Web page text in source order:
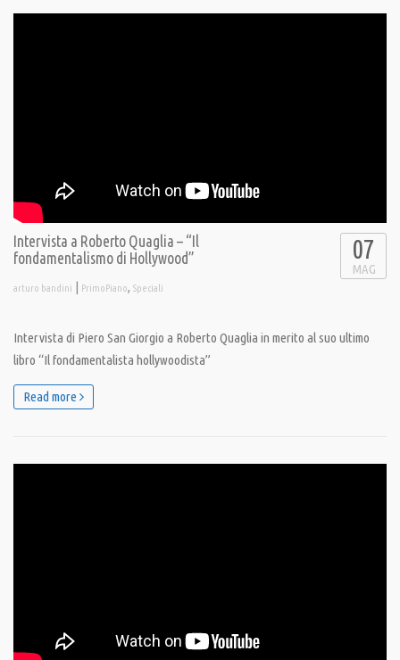
Intervista a Roberto Quaglia – “Il
fondamentalismo di Hollywood”
arturo bandini | PrimoPiano, Speciali
07
MAG
Intervista di Piero San Giorgio a Roberto Quaglia in merito al suo ultimo
libro “Il fondamentalista hollywoodista”
Read more